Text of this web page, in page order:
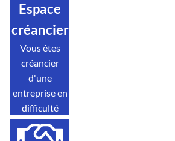
Espace
créancier
Vous êtes
créancier
d'une
entreprise en
difficulté